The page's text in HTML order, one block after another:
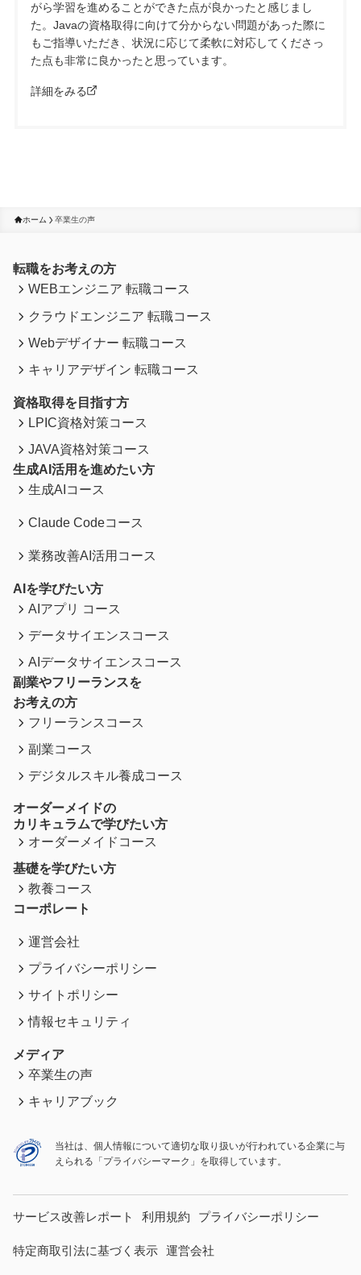
がら学習を進めることができた点が良かったと感じまし
た。Javaの資格取得に向けて分からない問題があった際に
もご指導いただき、状況に応じて柔軟に対応してくださっ
た点も非常に良かったと思っています。
詳細をみる
ホーム 卒業生の声
転職をお考えの方
WEBエンジニア 転職コース
クラウドエンジニア 転職コース
Webデザイナー 転職コース
キャリアデザイン 転職コース
資格取得を目指す方
LPIC資格対策コース
JAVA資格対策コース
生成AI活用を進めたい方
生成AIコース
Claude Codeコース
業務改善AI活用コース
AIを学びたい方
AIアプリ コース
データサイエンスコース
AIデータサイエンスコース
副業やフリーランスを
お考えの方
フリーランスコース
副業コース
デジタルスキル養成コース
オーダーメイドの
カリキュラムで学びたい方
オーダーメイドコース
基礎を学びたい方
教養コース
コーポレート
運営会社
プライバシーポリシー
サイトポリシー
情報セキュリティ
メディア
卒業生の声
キャリアブック
当社は、個人情報について適切な取り扱いが行われている企業に与
えられる「プライバシーマーク」を取得しています。
サービス改善レポート 利用規約 プライバシーポリシー
特定商取引法に基づく表示 運営会社